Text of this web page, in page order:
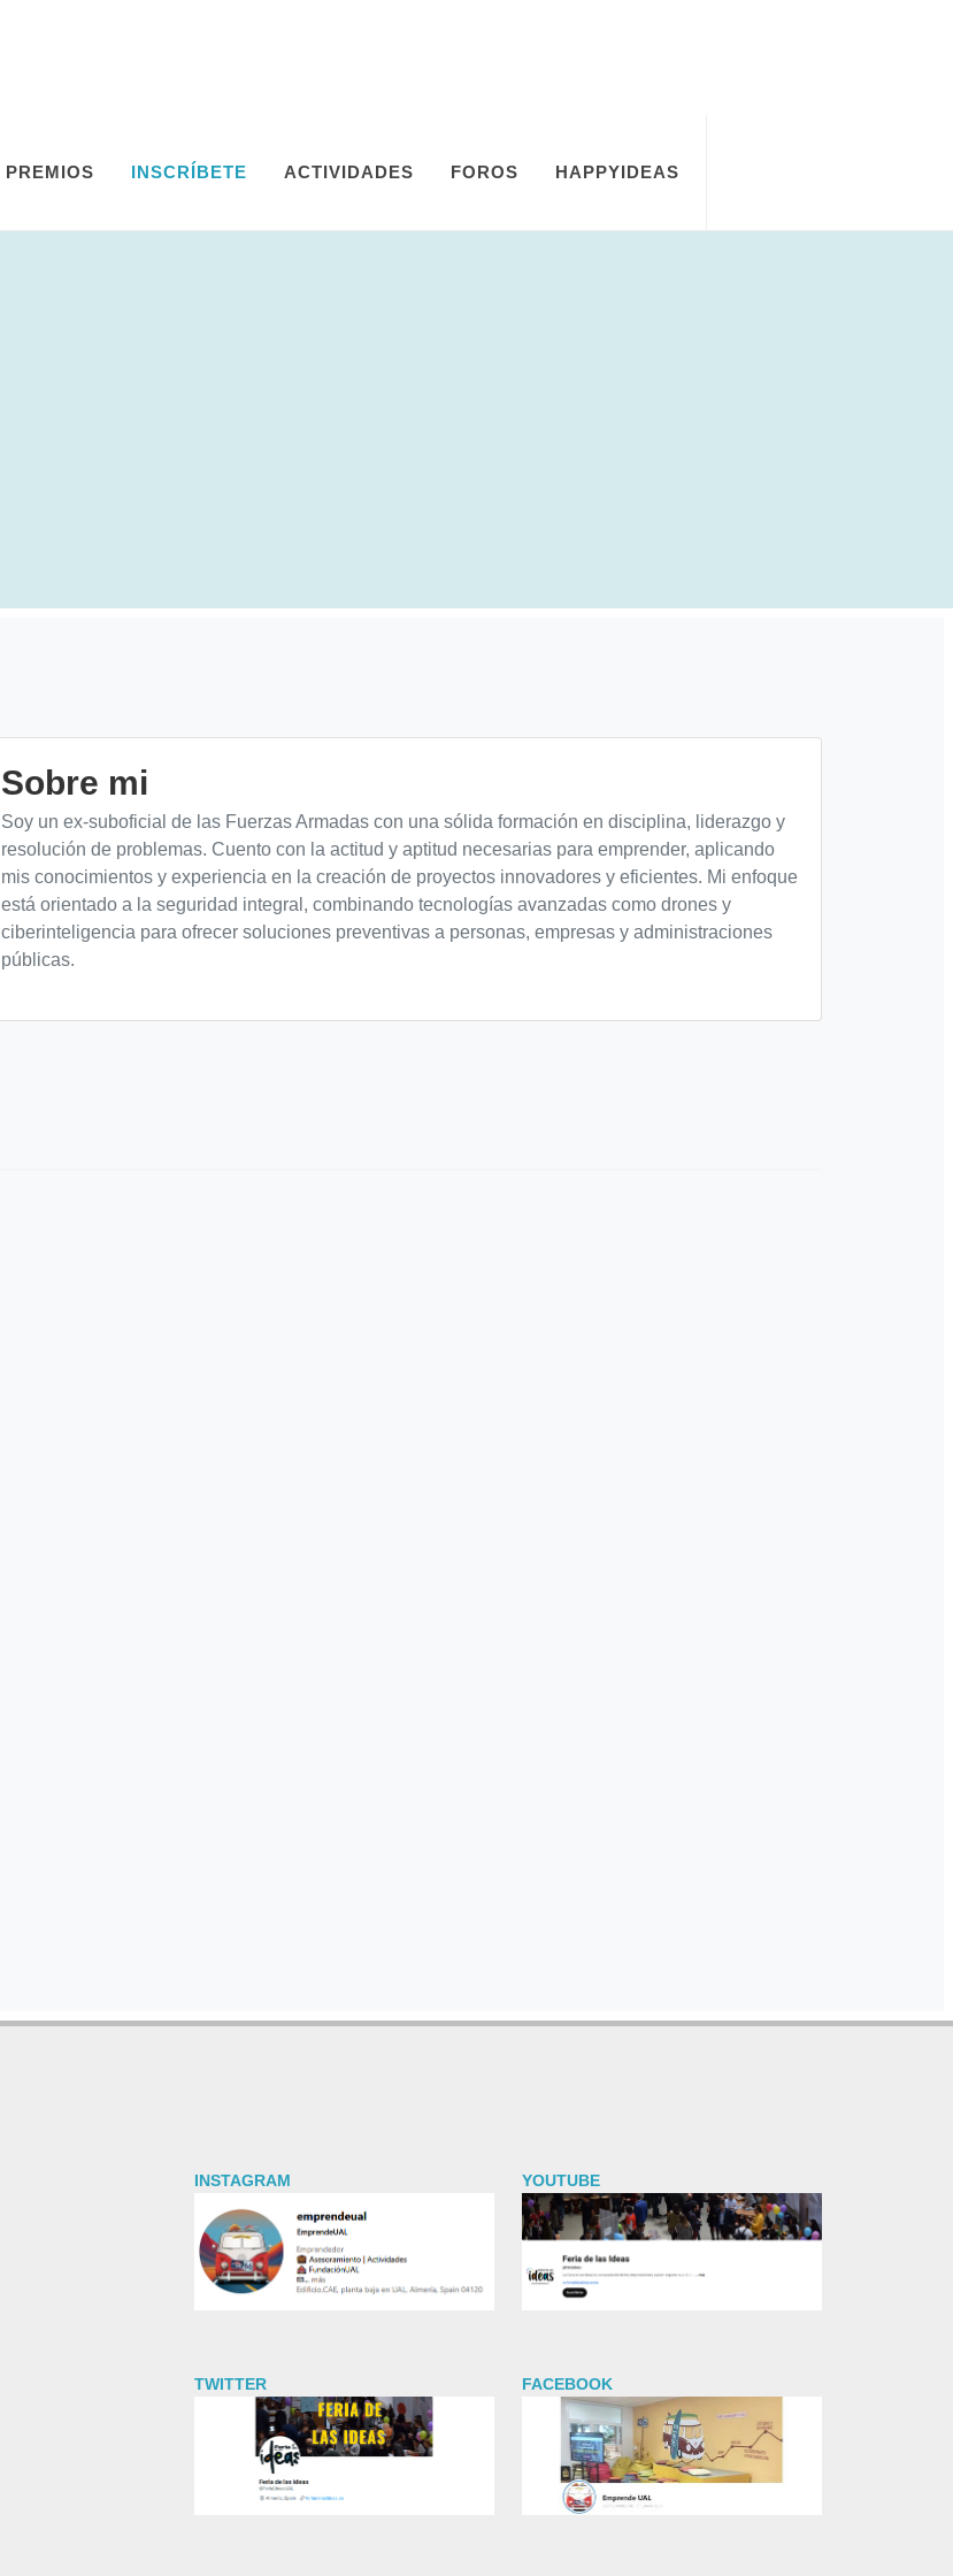
PREMIOS INSCRÍBETE ACTIVIDADES FOROS HAPPYIDEAS
Sobre mi
Soy un ex-suboficial de las Fuerzas Armadas con una sólida formación en disciplina, liderazgo y
resolución de problemas. Cuento con la actitud y aptitud necesarias para emprender, aplicando
mis conocimientos y experiencia en la creación de proyectos innovadores y eficientes. Mi enfoque
está orientado a la seguridad integral, combinando tecnologías avanzadas como drones y
ciberinteligencia para ofrecer soluciones preventivas a personas, empresas y administraciones
públicas.
INSTAGRAM
TWITTER
YOUTUBE
FACEBOOK